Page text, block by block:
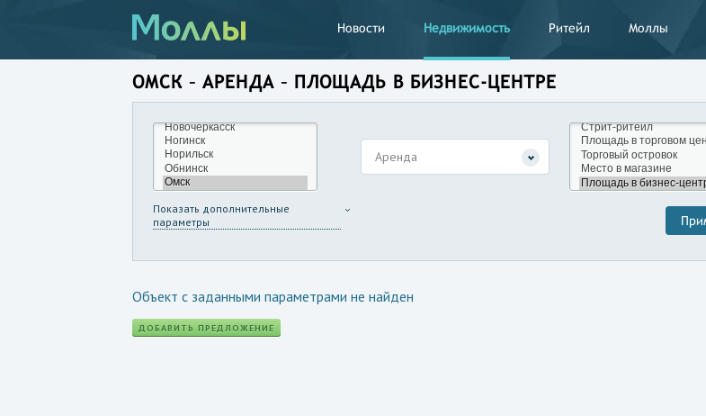
Новости Недвижимость Ритейл Моллы
ОМСК – АРЕНДА – ПЛОЩАДЬ В БИЗНЕС-ЦЕНТРЕ
Аренда
Показать дополнительные
параметры
Объект с заданными параметрами не найден
ДОБАВИТЬ ПРЕДЛОЖЕНИЕ